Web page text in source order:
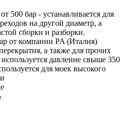
500 бар - устанавливается для
на другой диаметр, а
сборки и разборки.
от компании PA (Италия)
а также для прочих
давление свыше 350
для моек высокого